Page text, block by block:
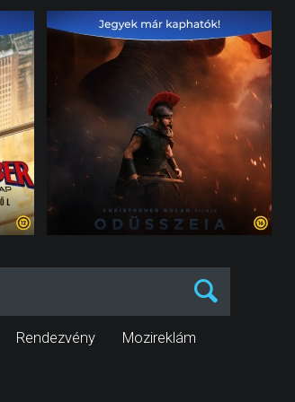
Rendezvény Mozireklám